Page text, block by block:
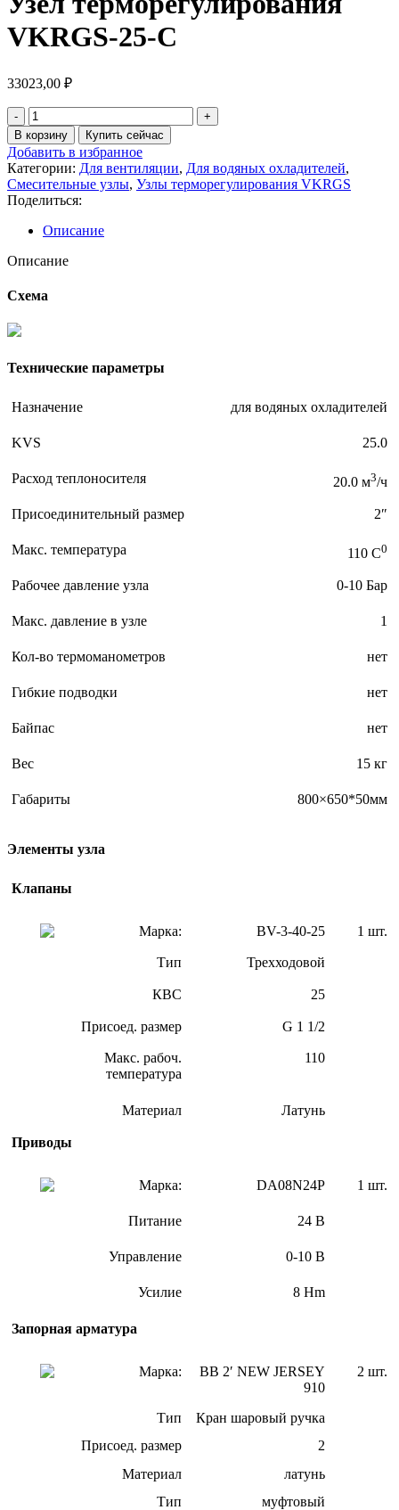
VKRGS-25-C
33023,00 ₽
В корзину Купить сейчас
Добавить в избранное
Категории: Для вентиляции, Для водяных охладителей,
Смесительные узлы, Узлы терморегулирования VKRGS
Поделиться:
Описание
Описание
Схема
Технические параметры
Назначение для водяных охладителей
KVS 25.0
Расход теплоносителя 20.0 м3/ч
Присоединительный размер 2″
Макс. температура 110 C0
Рабочее давление узла 0-10 Бар
Макс. давление в узле 1
Кол-во термоманометров нет
Гибкие подводки нет
Байпас нет
Вес 15 кг
Габариты 800×650*50мм
Элементы узла
Клапаны
Марка: BV-3-40-25 1 шт.
Тип Трехходовой
КВС 25
Присоед. размер G 1 1/2
Макс. рабоч.
температура
110
Материал Латунь
Приводы
Марка: DA08N24P 1 шт.
Питание 24 В
Управление 0-10 В
Усилие 8 Hm
Запорная арматура
Марка:
ВВ 2′ NEW JERSEY
910
2 шт.
Тип
Кран шаровый ручка
Присоед. размер
2
Материал
латунь
Тип
муфтовый